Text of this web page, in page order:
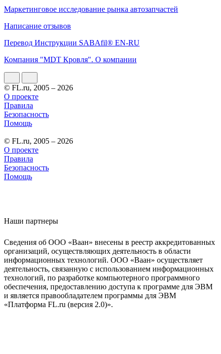
Маркетинговое исследование рынка автозапчастей
Написание отзывов
Перевод Инструкции SABAfil® EN-RU
Компания "MDT Кровля". О компании
© FL.ru, 2005 – 2026
О проекте
Правила
Безопасность
Помощь
© FL.ru, 2005 – 2026
О проекте
Правила
Безопасность
Помощь
Наши партнеры
Сведения об ООО «Ваан» внесены в реестр аккредитованных
организаций, осуществляющих деятельность в области
информационных технологий. ООО «Ваан» осуществляет
деятельность, связанную с использованием информационных
технологий, по разработке компьютерного программного
обеспечения, предоставлению доступа к программе для ЭВМ
и является правообладателем программы для ЭВМ
«Платформа FL.ru (версия 2.0)».